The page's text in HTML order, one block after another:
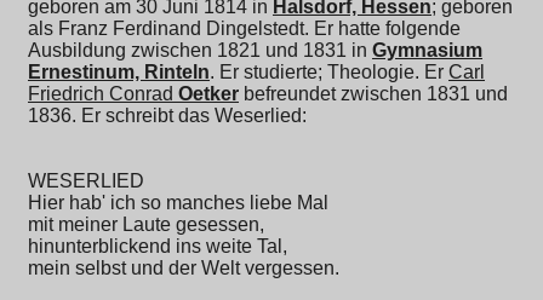
geboren am 30 Juni 1814 in Halsdorf, Hessen; geboren
als Franz Ferdinand Dingelstedt. Er hatte folgende
Ausbildung zwischen 1821 und 1831 in Gymnasium
Ernestinum, Rinteln. Er studierte; Theologie. Er Carl
Friedrich Conrad Oetker befreundet zwischen 1831 und
1836. Er schreibt das Weserlied:
WESERLIED
Hier hab' ich so manches liebe Mal
mit meiner Laute gesessen,
hinunterblickend ins weite Tal,
mein selbst und der Welt vergessen.